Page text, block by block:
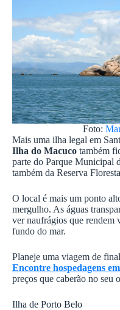
Foto:
Mais uma ilha legal em
Ilha do Macuco também
parte do Parque Municipal
também da Reserva
O local é mais um ponto
mergulho. As águas
ver naufrágios que rendem
fundo do mar.
Planeje uma viagem de
Encontre hospedagens
preços que caberão no seu
Ilha de Porto Belo